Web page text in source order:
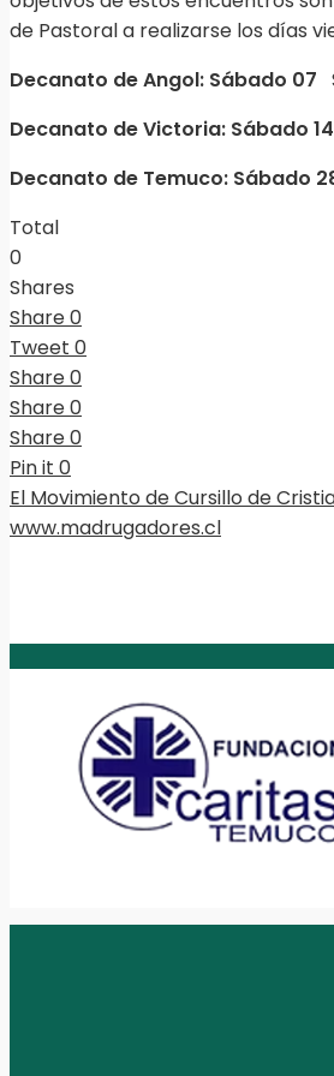
de Pastoral a realizarse los días
Decanato de Angol: Sábado 07
Decanato de Victoria: Sábado 14
Decanato de Temuco: Sábado
Total
0
Shares
Share0
Tweet 0
Share0
Share0
Share0
Pin it 0
El Movimiento de Cursillo de
www.madrugadores.cl